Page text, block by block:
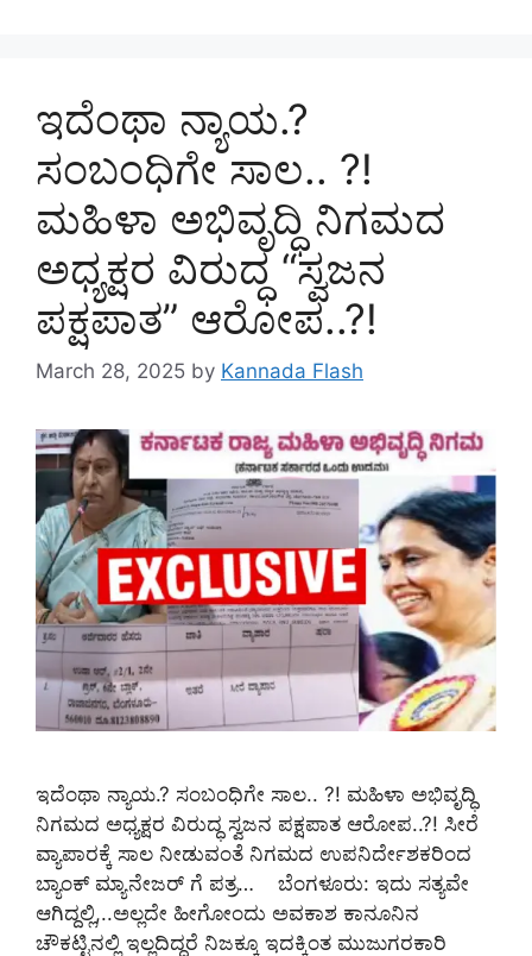
ಇದೆಂಥಾ ನ್ಯಾಯ.?
ಸಂಬಂಧಿಗೇ ಸಾಲ.. ?!
ಮಹಿಳಾ ಅಭಿವೃದ್ಧಿ ನಿಗಮದ
ಅಧ್ಯಕ್ಷರ ವಿರುದ್ಧ “ಸ್ವಜನ
ಪಕ್ಷಪಾತ” ಆರೋಪ..?!
March 28, 2025 by Kannada Flash
ಇದೆಂಥಾ ನ್ಯಾಯ.? ಸಂಬಂಧಿಗೇ ಸಾಲ.. ?! ಮಹಿಳಾ ಅಭಿವೃದ್ಧಿ
ನಿಗಮದ ಅಧ್ಯಕ್ಷರ ವಿರುದ್ಧ ಸ್ವಜನ ಪಕ್ಷಪಾತ ಆರೋಪ..?! ಸೀರೆ
ವ್ಯಾಪಾರಕ್ಕೆ ಸಾಲ ನೀಡುವಂತೆ ನಿಗಮದ ಉಪನಿರ್ದೇಶಕರಿಂದ
ಬ್ಯಾಂಕ್ ಮ್ಯಾನೇಜರ್ ಗೆ ಪತ್ರ… ಬೆಂಗಳೂರು: ಇದು ಸತ್ಯವೇ
ಆಗಿದ್ದಲ್ಲಿ,..ಅಲ್ಲದೇ ಹೀಗೋಂದು ಅವಕಾಶ ಕಾನೂನಿನ
ಚೌಕಟ್ಟಿನಲ್ಲಿ ಇಲ್ಲದಿದ್ದರೆ ನಿಜಕ್ಕೂ ಇದಕ್ಕಿಂತ ಮುಜುಗರಕಾರಿ